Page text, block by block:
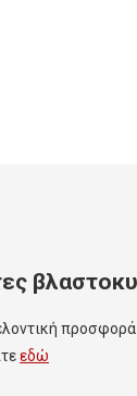
εδώ